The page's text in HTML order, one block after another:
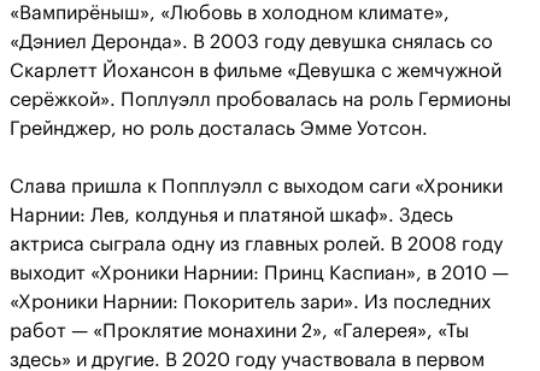
«Вампирёныш», «Любовь в холодном климате»,
«Дэниел Деронда». В 2003 году девушка снялась со
Скарлетт Йохансон в фильме «Девушка с жемчужной
серёжкой». Поплуэлл пробовалась на роль Гермионы
Грейнджер, но роль досталась Эмме Уотсон.
Слава пришла к Попплуэлл с выходом саги «Хроники
Нарнии: Лев, колдунья и платяной шкаф». Здесь
актриса сыграла одну из главных ролей. В 2008 году
выходит «Хроники Нарнии: Принц Каспиан», в 2010 —
«Хроники Нарнии: Покоритель зари». Из последних
работ — «Проклятие монахини 2», «Галерея», «Ты
здесь» и другие. В 2020 году участвовала в первом